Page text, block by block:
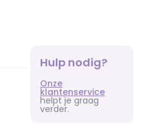
Hulp nodig?
Onze
klantenservice
helpt je graag
verder.